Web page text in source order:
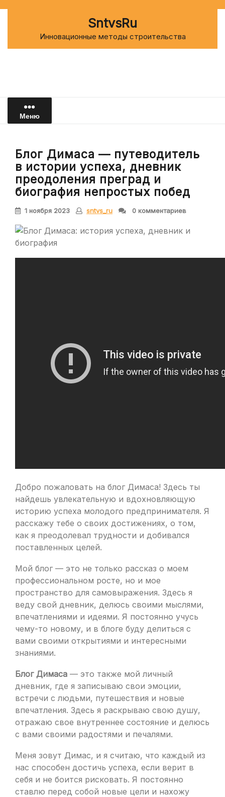
SntvsRu
Инновационные методы строительства
Меню
Блог Димаса — путеводитель
в истории успеха, дневник
преодоления преград и
биография непростых побед
1 ноября 2023 sntvs_ru 0 комментариев
Добро пожаловать на блог Димаса! Здесь ты
найдешь увлекательную и вдохновляющую
историю успеха молодого предпринимателя. Я
расскажу тебе о своих достижениях, о том,
как я преодолевал трудности и добивался
поставленных целей.
Мой блог — это не только рассказ о моем
профессиональном росте, но и мое
пространство для самовыражения. Здесь я
веду свой дневник, делюсь своими мыслями,
впечатлениями и идеями. Я постоянно учусь
чему-то новому, и в блоге буду делиться с
вами своими открытиями и интересными
знаниями.
Блог Димаса — это также мой личный
дневник, где я записываю свои эмоции,
встречи с людьми, путешествия и новые
впечатления. Здесь я раскрываю свою душу,
отражаю свое внутреннее состояние и делюсь
с вами своими радостями и печалями.
Меня зовут Димас, и я считаю, что каждый из
нас способен достичь успеха, если верит в
себя и не боится рисковать. Я постоянно
ставлю перед собой новые цели и нахожу